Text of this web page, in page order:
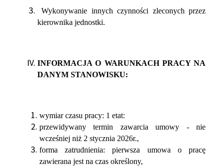
Wykonywanie innych czynności zleconych przez
kierownika jednostki.
INFORMACJA O WARUNKACH PRACY NA
DANYM STANOWISKU:
wymiar czasu pracy: 1 etat:
przewidywany termin zawarcia umowy - nie
wcześniej niż 2 stycznia 2026r.,
forma zatrudnienia: pierwsza umowa o pracę
zawierana jest na czas określony,